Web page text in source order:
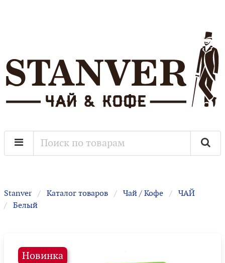
Stanver Каталог товаров Чай / Кофе
ЧАЙ
Белый
Новинка